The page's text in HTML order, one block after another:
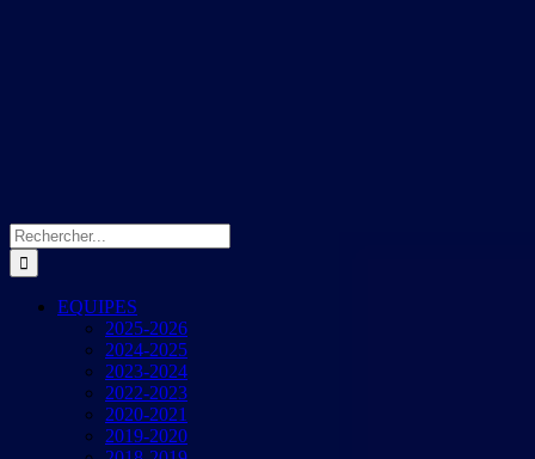
Rechercher:
EQUIPES
2025-2026
2024-2025
2023-2024
2022-2023
2020-2021
2019-2020